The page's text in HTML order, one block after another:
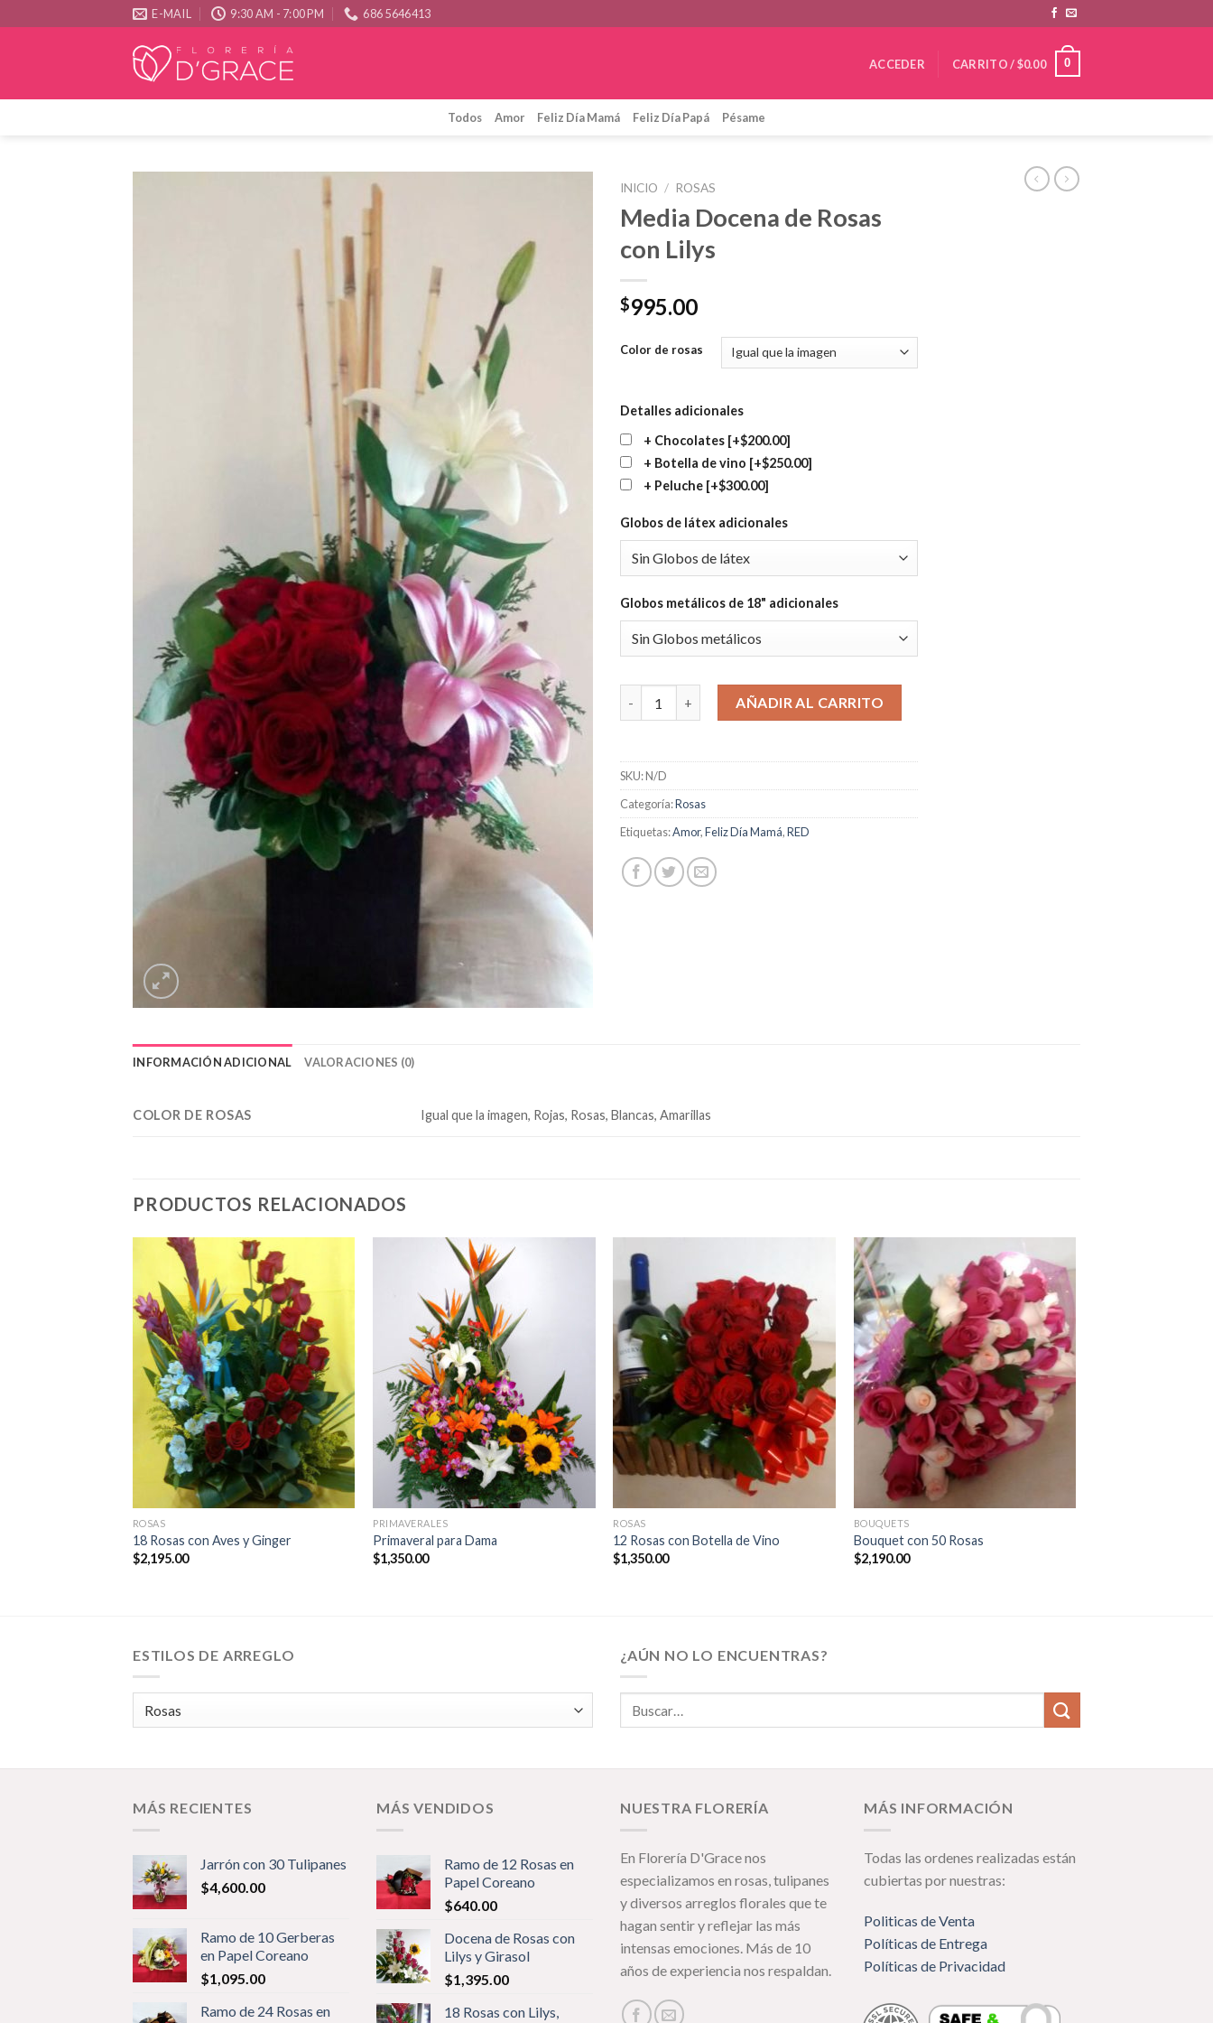
to
E-MAIL 9:30 AM - 7:00 PM 686 5646413
ACCEDER CARRITO /$0.00 0
Todos Amor Feliz Día Mamá Feliz Día Papá Pésame
INICIO / ROSAS
Media Docena de Rosas
con Lilys
$995.00
Color de rosas
Detalles adicionales
+ Chocolates [+$200.00]
+ Botella de vino [+$250.00]
+ Peluche [+$300.00]
Globos de látex adicionales
Globos metálicos de 18" adicionales
Media Docena de Rosas con Lilys cantidad
AÑADIR AL CARRITO
SKU:N/D
Categoría:Rosas
Etiquetas:Amor,Feliz Día Mamá,RED
INFORMACIÓN ADICIONAL VALORACIONES (0)
COLOR DE ROSAS Igual que la imagen, Rojas, Rosas, Blancas, Amarillas
PRODUCTOS RELACIONADOS
ROSAS
18 Rosas con Aves y Ginger
$2,195.00
PRIMAVERALES
Primaveral para Dama
$1,350.00
ROSAS
12 Rosas con Botella de Vino
$1,350.00
BOUQUETS
Bouquet con 50 Rosas
$2,190.00
ESTILOS DE ARREGLO ¿AÚN NO LO ENCUENTRAS?
MÁS RECIENTES
Jarrón con 30 Tulipanes
$4,600.00
Ramo de 10 Gerberas
en Papel Coreano
$1,095.00
Ramo de 24 Rosas en
MÁS VENDIDOS
Ramo de 12 Rosas en
Papel Coreano
$640.00
Docena de Rosas con
Lilys y Girasol
$1,395.00
18 Rosas con Lilys,
NUESTRA FLORERÍA
En Florería D'Grace nos
especializamos en rosas, tulipanes
y diversos arreglos florales que te
hagan sentir y reflejar las más
intensas emociones. Más de 10
años de experiencia nos respaldan.
MÁS INFORMACIÓN
Todas las ordenes realizadas están
cubiertas por nuestras:
Politicas de Venta
Políticas de Entrega
Políticas de Privacidad